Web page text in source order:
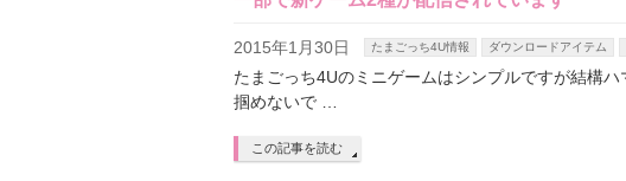
2015年1月30日 たまごっち4U情報 ダウンロードアイテム
たまごっち4Uのミニゲームはシンプルですが結構
掴めないで …
この記事を読む